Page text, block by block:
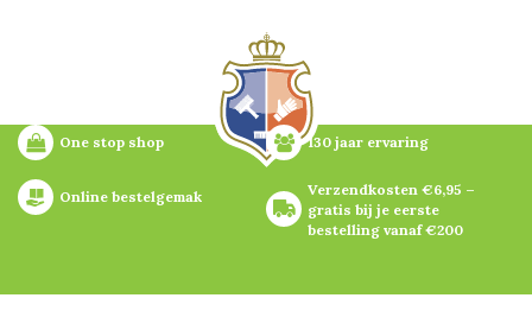
One stop shop 130 jaar ervaring
Online bestelgemak
Verzendkosten €6,95 –
gratis bij je eerste
bestelling vanaf €200